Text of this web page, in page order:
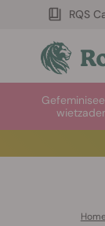
RQS
Home